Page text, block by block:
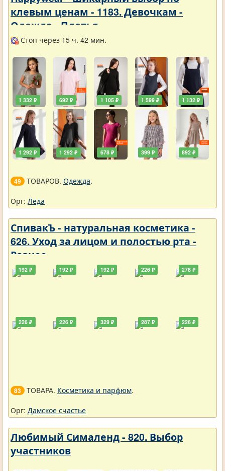
клевым ценам - 1183. Девочкам -
Одежда - Платья
Стоп через 15 ч. 42 мин.
1 332 ₽
1 292 ₽
692 ₽
1 292 ₽
1 105 ₽
678 ₽
1 599 ₽
399 ₽
1 132 ₽
892 ₽
49 ТОВАРОВ. Одежда.
Орг: Леда
СпивакЪ - натуральная косметика -
626. Уход за лицом и полостью рта -
Разное
192 ₽
226 ₽
192 ₽
226 ₽
192 ₽
329 ₽
226 ₽
287 ₽
278 ₽
226 ₽
83 ТОВАРА. Косметика и парфюм.
Орг: Дамское счастье
Любимый Сималенд - 820. Выбор
участников